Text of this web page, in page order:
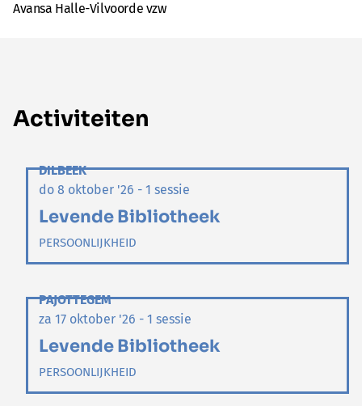
Avansa Halle-Vilvoorde vzw
Activiteiten
DILBEEK
do 8 oktober '26 - 1 sessie
Levende Bibliotheek
PERSOONLIJKHEID
PAJOTTEGEM
za 17 oktober '26 - 1 sessie
Levende Bibliotheek
PERSOONLIJKHEID